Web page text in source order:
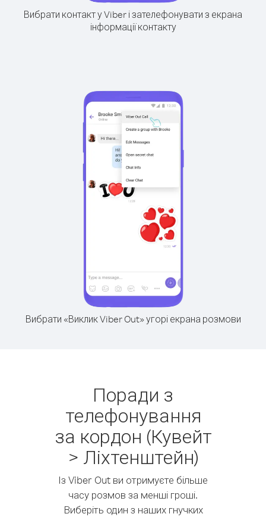
Вибрати контакт у Viber і зателефонувати з екрана
інформації контакту
Вибрати «Виклик Viber Out» угорі екрана розмови
Поради з
телефонування
за кордон (Кувейт
> Ліхтенштейн)
Із Viber Out ви отримуєте більше
часу розмов за менші гроші.
Виберіть один з наших гнучких